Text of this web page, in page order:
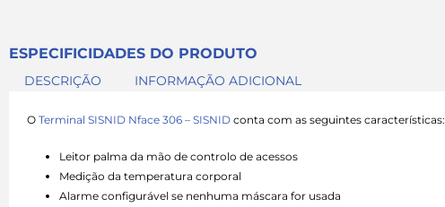
ESPECIFICIDADES DO PRODUTO
DESCRIÇÃO INFORMAÇÃO ADICIONAL
O Terminal SISNID Nface 306 – SISNID conta com as seguintes características:
Leitor palma da mão de controlo de acessos
Medição da temperatura corporal
Alarme configurável se nenhuma máscara for usada